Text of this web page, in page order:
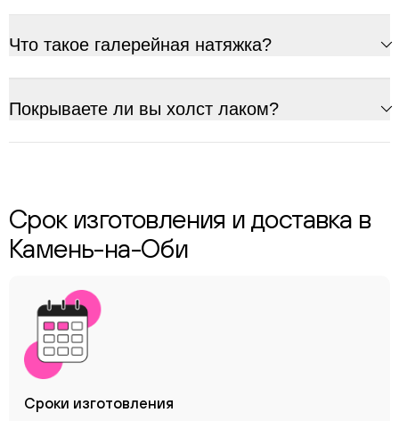
Что такое галерейная натяжка?
Покрываете ли вы холст лаком?
Срок изготовления и доставка в
Камень-на-Оби
Сроки изготовления